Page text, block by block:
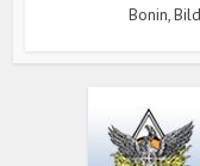
Bonin,